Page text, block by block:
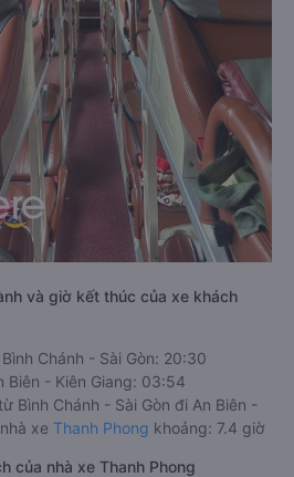
và giờ kết thúc của xe khách
Chánh - Sài Gòn: 20:30
Biên - Kiên Giang: 03:54
Bình Chánh - Sài Gòn đi An Biên -
xe Thanh Phong khoảng: 7.4 giờ
của nhà xe Thanh Phong